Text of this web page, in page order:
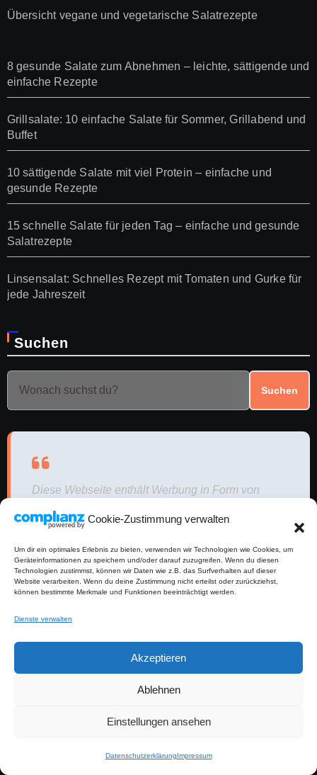
Cookie-Zustimmung verwalten
Um dir ein optimales Erlebnis zu bieten, verwenden wir Technologien wie Cookies, um
Geräteinformationen zu speichern und/oder darauf zuzugreifen. Wenn du diesen
Technologien zustimmst, können wir Daten wie z.B. das Surfverhalten auf dieser
Website verarbeiten. Wenn du deine Zustimmung nicht erteilst oder zurückziehst,
können bestimmte Merkmale und Funktionen beeinträchtigt werden.
Dienste verwalten
Akzeptieren
Ablehnen
Einstellungen ansehen
DatenschutzerklärungImpressum
Übersicht vegane und vegetarische Salatrezepte
8 gesunde Salate zum Abnehmen – leichte, sättigende und
einfache Rezepte
Grillsalate: 10 einfache Salate für Sommer, Grillabend und
Buffet
10 sättigende Salate mit viel Protein – einfache und
gesunde Rezepte
15 schnelle Salate für jeden Tag – einfache und gesunde
Salatrezepte
Linsensalat: Schnelles Rezept mit Tomaten und Gurke für
jede Jahreszeit
Suchen
Suchen
Diese Webseite enthält Werbung in Form von
Affiliate-Links. Wenn du über einen Link etwas
kaufst, erhalte ich eine kleine Provision, ohne
Mehrkosten für dich. Vielen Dank für deine
Unterstützung!
Werbung (Affiliate Link)